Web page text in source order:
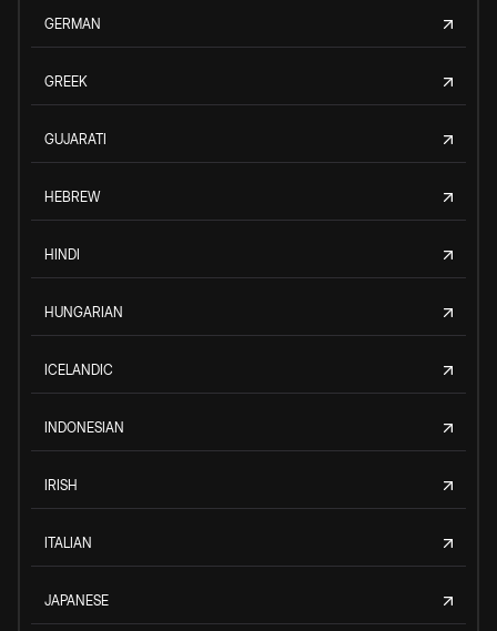
GERMAN
GREEK
GUJARATI
HEBREW
HINDI
HUNGARIAN
ICELANDIC
INDONESIAN
IRISH
ITALIAN
JAPANESE